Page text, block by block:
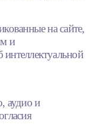
на сайте,
и
аудио и